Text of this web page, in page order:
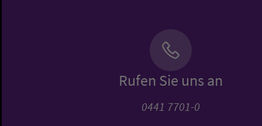
Rufen Sie uns an
0441 7701-0